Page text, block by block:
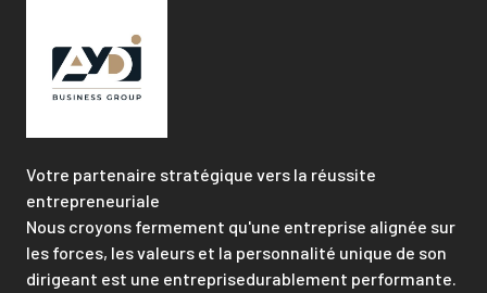
Votre partenaire stratégique vers la réussite
entrepreneuriale
Nous croyons fermement qu'une entreprise alignée sur
les forces, les valeurs et la personnalité unique de son
dirigeant est une entreprisedurablement performante.